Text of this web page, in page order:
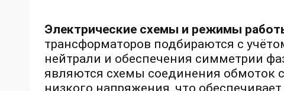
Электрические схемы и режимы
трансформаторов подбираются с
нейтрали и обеспечения симметрии
являются схемы соединения обмоток
низкого напряжения, что